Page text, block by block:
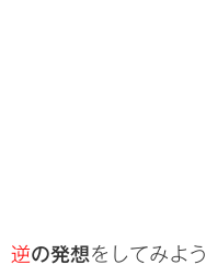
逆の発想をしてみよう